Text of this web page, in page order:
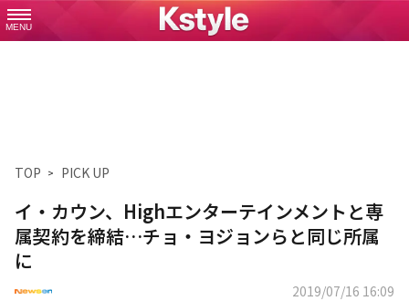
MENU
TOP PICK UP
イ・カウン、Highエンターテインメントと専
属契約を締結…チョ・ヨジョンらと同じ所属
に
2019/07/16 16:09